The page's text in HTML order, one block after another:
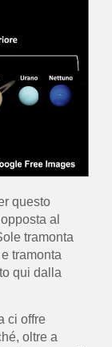
questo
al
tramonta
tramonta
qui dalla
ci offre
oltre a